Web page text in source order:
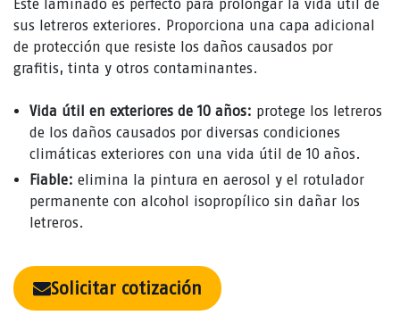
Este laminado es perfecto para prolongar la vida útil de
sus letreros exteriores. Proporciona una capa adicional
de protección que resiste los daños causados ​​por
grafitis, tinta y otros contaminantes.
Vida útil en exteriores de 10 años: protege los letreros
de los daños causados ​​por diversas condiciones
climáticas exteriores con una vida útil de 10 años.
Fiable: elimina la pintura en aerosol y el rotulador
permanente con alcohol isopropílico sin dañar los
letreros.
Solicitar cotización